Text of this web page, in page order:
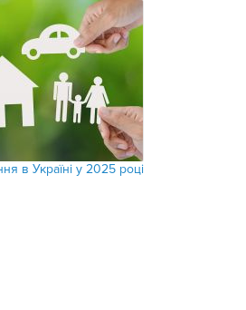
в Україні у 2025 році